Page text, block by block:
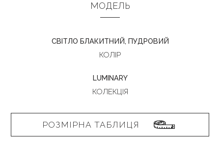
МОДЕЛЬ
КОЛЕКЦІЯ
LUMINARY
КОЛІР
СВІТЛО БЛАКИТНИЙ, ПУДРОВИЙ
РОЗМІРНА ТАБЛИЦЯ